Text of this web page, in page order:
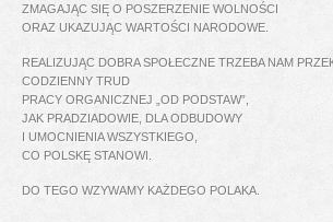
ZMAGAJĄC SIĘ O POSZERZENIE WOLNOŚCI
ORAZ UKAZUJĄC WARTOŚCI NARODOWE.
REALIZUJĄC DOBRA SPOŁECZNE TRZEBA NAM
CODZIENNY TRUD
PRACY ORGANICZNEJ „OD PODSTAW”,
JAK PRADZIADOWIE, DLA ODBUDOWY
I UMOCNIENIA WSZYSTKIEGO,
CO POLSKĘ STANOWI.
DO TEGO WZYWAMY KAŻDEGO POLAKA.